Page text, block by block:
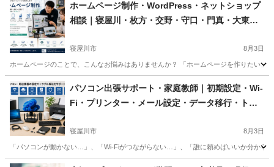
ホームページ制作・WordPress・ネットショップ
相談｜寝屋川・枚方・交野・守口・門真・大東・
寝屋川市 8月3日
ホームページのことで、こんなお悩みはありませんか？ 「ホームページを作りたい
大阪 寝屋川市 Webデザイナー ネットショップ
パソコン出張サポート・家庭教師｜初期設定・Wi-
Fi・プリンター・メール設定・データ移行・トラ
市・交野市・守口市・門真・大東・大阪市内も
寝屋川市 8月3日
「パソコンが動かない…」、「Wi-Fiがつながらない…」、「誰に頼めばいいか分か